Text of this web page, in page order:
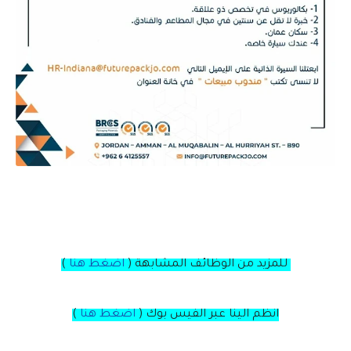
للمزيد من الوظائف المشابهة ( اضغط هنا )
انظم الينا عبر الفيس بوك ( اضغط هنا )